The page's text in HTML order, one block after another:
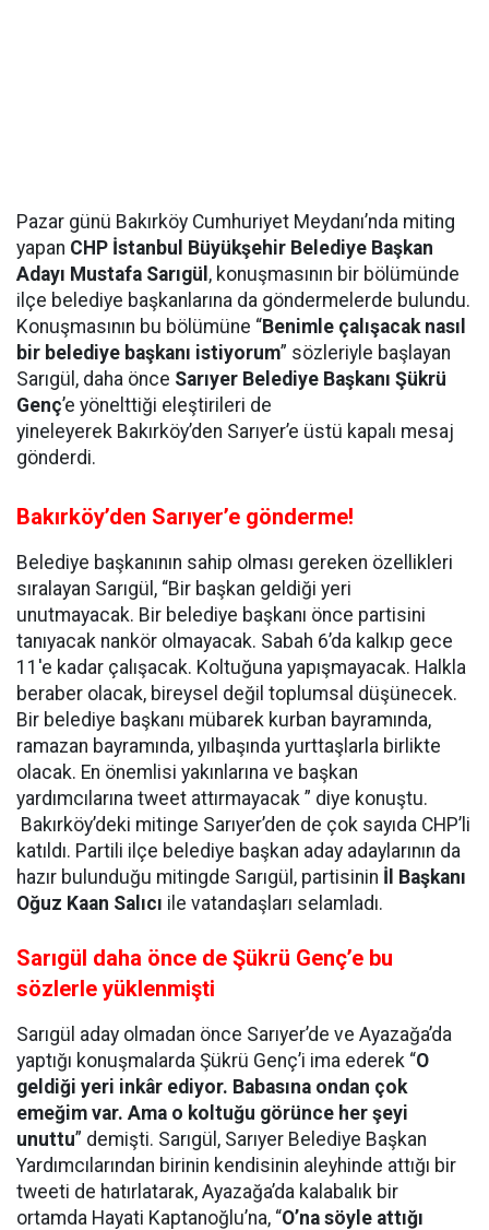
Pazar günü Bakırköy Cumhuriyet Meydanı’nda miting
yapan CHP İstanbul Büyükşehir Belediye Başkan
Adayı Mustafa Sarıgül , konuşmasının bir bölümünde
ilçe belediye başkanlarına da göndermelerde bulundu.
Konuşmasının bu bölümüne “Benimle çalışacak nasıl
bir belediye başkanı istiyorum” sözleriyle başlayan
Sarıgül, daha önce Sarıyer Belediye Başkanı Şükrü
Genç’e yönelttiği eleştirileri de
yineleyerek Bakırköy’den Sarıyer’e üstü kapalı mesaj
gönderdi.
Bakırköy’den Sarıyer’e gönderme!
Belediye başkanının sahip olması gereken özellikleri
sıralayan Sarıgül, “Bir başkan geldiği yeri
unutmayacak. Bir belediye başkanı önce partisini
tanıyacak nankör olmayacak. Sabah 6’da kalkıp gece
11'e kadar çalışacak. Koltuğuna yapışmayacak. Halkla
beraber olacak, bireysel değil toplumsal düşünecek.
Bir belediye başkanı mübarek kurban bayramında,
ramazan bayramında, yılbaşında yurttaşlarla birlikte
olacak. En önemlisi yakınlarına ve başkan
yardımcılarına tweet attırmayacak ” diye konuştu.
Bakırköy’deki mitinge Sarıyer’den de çok sayıda CHP’li
katıldı. Partili ilçe belediye başkan aday adaylarının da
hazır bulunduğu mitingde Sarıgül, partisinin İl Başkanı
Oğuz Kaan Salıcı ile vatandaşları selamladı.
Sarıgül daha önce de Şükrü Genç’e bu
sözlerle yüklenmişti
Sarıgül aday olmadan önce Sarıyer’de ve Ayazağa’da
yaptığı konuşmalarda Şükrü Genç’i ima ederek “O
geldiği yeri inkâr ediyor. Babasına ondan çok
emeğim var. Ama o koltuğu görünce her şeyi
unuttu” demişti. Sarıgül, Sarıyer Belediye Başkan
Yardımcılarından birinin kendisinin aleyhinde attığı bir
tweeti de hatırlatarak, Ayazağa’da kalabalık bir
ortamda Hayati Kaptanoğlu’na, “O’na söyle attığı